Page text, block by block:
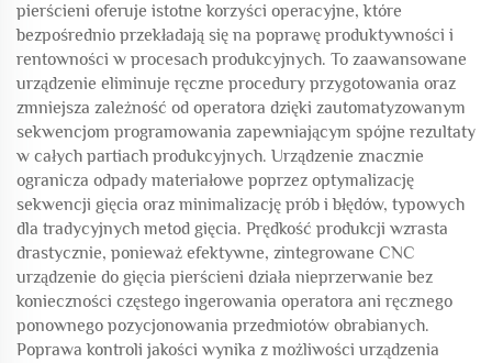
pierścieni oferuje istotne korzyści operacyjne, które
bezpośrednio przekładają się na poprawę produktywności i
rentowności w procesach produkcyjnych. To zaawansowane
urządzenie eliminuje ręczne procedury przygotowania oraz
zmniejsza zależność od operatora dzięki zautomatyzowanym
sekwencjom programowania zapewniającym spójne rezultaty
w całych partiach produkcyjnych. Urządzenie znacznie
ogranicza odpady materiałowe poprzez optymalizację
sekwencji gięcia oraz minimalizację prób i błędów, typowych
dla tradycyjnych metod gięcia. Prędkość produkcji wzrasta
drastycznie, ponieważ efektywne, zintegrowane CNC
urządzenie do gięcia pierścieni działa nieprzerwanie bez
konieczności częstego ingerowania operatora ani ręcznego
ponownego pozycjonowania przedmiotów obrabianych.
Poprawa kontroli jakości wynika z możliwości urządzenia